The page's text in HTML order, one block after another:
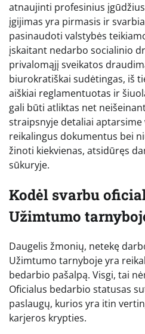
atnaujinti profesinius
įgijimas yra pirmasis ir
pasinaudoti valstybės
įskaitant nedarbo socialinio
privalomąjį sveikatos
biurokratiškai sudėtingas, iš
aiškiai reglamentuotas ir
gali būti atliktas net
straipsnyje detaliai aptarsime
reikalingus dokumentus bei
žinoti kiekvienas, atsidūręs
sūkuryje.
Kodėl svarbu
Užimtumo
Daugelis žmonių, netekę
Užimtumo tarnyboje yra
bedarbio pašalpą. Visgi, tai
Oficialus bedarbio statusas
paslaugų, kurios yra itin
karjeros krypties.